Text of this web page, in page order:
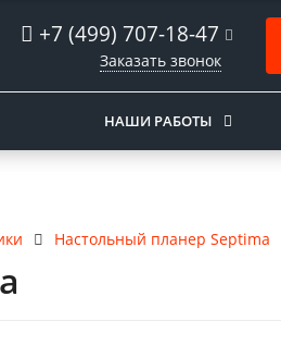
+7 (499) 707-18-47
Заказать звонок
НАШИ РАБОТЫ
Настольный планер Septima